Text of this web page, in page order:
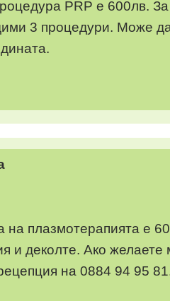
PRP е 600лв.
3 процедури. Може
на плазмотерапията е
и деколте. Ако желаете
на 0884 94 95